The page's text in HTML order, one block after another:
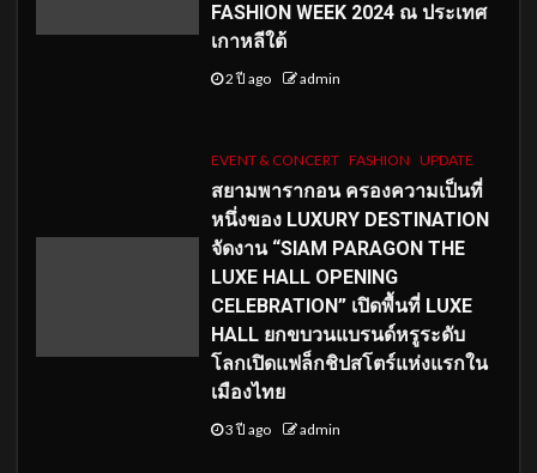
FASHION WEEK 2024 ณ ประเทศ
เกาหลีใต้
2 ปี ago admin
EVENT & CONCERT FASHION UPDATE
สยามพารากอน ครองความเป็นที่
หนึ่งของ LUXURY DESTINATION
จัดงาน “SIAM PARAGON THE
LUXE HALL OPENING
CELEBRATION” เปิดพื้นที่ LUXE
HALL ยกขบวนแบรนด์หรูระดับ
โลกเปิดแฟล็กชิปสโตร์แห่งแรกใน
เมืองไทย
3 ปี ago admin